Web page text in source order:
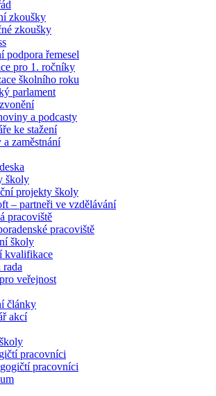
zkoušky
zkoušky
podpora řemesel
pro 1. ročníky
školního roku
parlament
a podcasty
ke stažení
zaměstnání
školy
projekty školy
– partneři ve vzdělávání
pracoviště
pracoviště
školy
kvalifikace
rada
veřejnost
články
akcí
pracovníci
pracovníci